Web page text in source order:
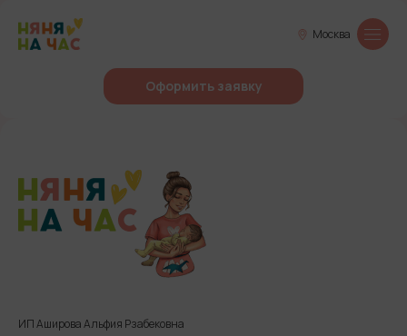
Москва
Оформить заявку
ИП Аширова Альфия Рзабековна